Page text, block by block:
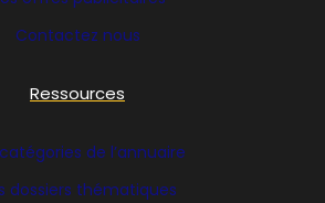
Contactez nous
Ressources
de l’annuaire
dossiers thématiques